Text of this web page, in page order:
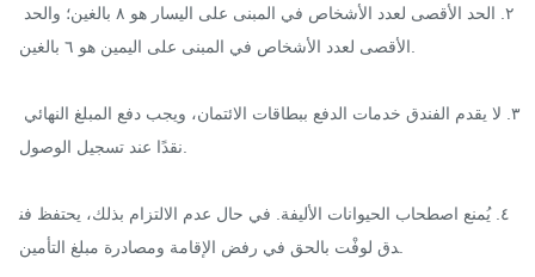
الأقصى لعدد الأشخاص في المبنى على اليمين هو ٦ بالغين.
نقدًا عند تسجيل الوصول.
٤. يُمنع اصطحاب الحيوانات الأليفة. في حال عدم الالتزام بذلك، يحتفظ فن
دق لوفْت بالحق في رفض الإقامة ومصادرة مبلغ التأمين.